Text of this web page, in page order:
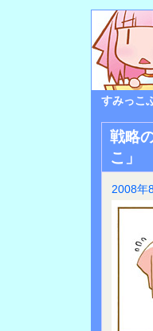
すみっこ
戦略
こ」
2008年